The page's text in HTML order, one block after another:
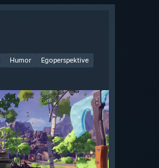
Humor
Egoperspektive